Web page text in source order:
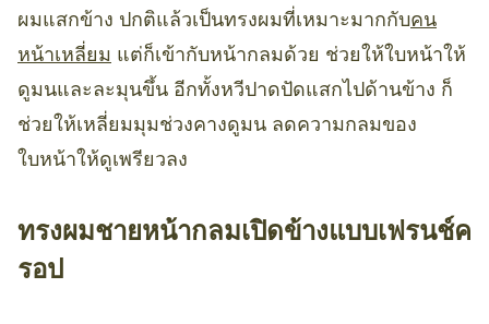
ผมแสกข้าง ปกติแล้วเป็นทรงผมที่เหมาะมากกับคน
หน้าเหลี่ยม แต่ก็เข้ากับหน้ากลมด้วย ช่วยให้ใบหน้าให้
ดูมนและละมุนขึ้น อีกทั้งหวีปาดปัดแสกไปด้านข้าง ก็
ช่วยให้เหลี่ยมมุมช่วงคางดูมน ลดความกลมของ
ใบหน้าให้ดูเพรียวลง
ทรงผมชายหน้ากลมเปิดข้างแบบเฟรนช์ค
รอป